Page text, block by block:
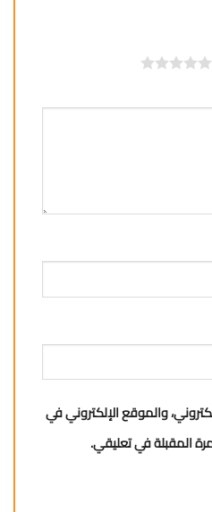
والموقع الإلكتروني في
المقبلة في تعليقي.